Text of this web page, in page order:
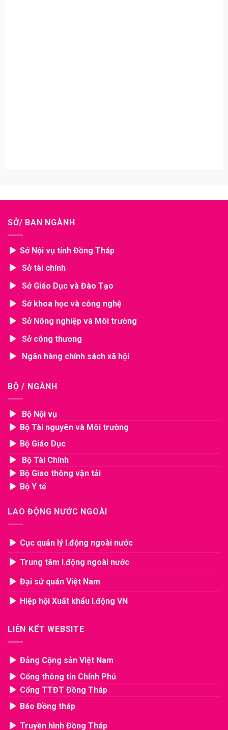
SỞ/ BAN NGÀNH
Sở Nội vụ tỉnh Đồng Tháp
Sở tài chính
Sở Giáo Dục và Đào Tạo
Sở khoa học và công nghệ
Sở Nông nghiệp và Môi trường
Sở công thương
Ngân hàng chính sách xã hội
BỘ / NGÀNH
Bộ Nội vụ
Bộ Tài nguyên và Môi trường
Bộ Giáo Dục
Bộ Tài Chính
Bộ Giao thông vận tải
Bộ Y tế
LAO ĐỘNG NƯỚC NGOÀI
Cục quản lý l.động ngoài nước
Trung tâm l.động ngoài nước
Đại sứ quán Việt Nam
Hiệp hội Xuất khẩu l.động VN
LIÊN KẾT WEBSITE
Đảng Cộng sản Việt Nam
Cổng thông tin Chính Phủ
Cổng TTĐT Đồng Tháp
Báo Đồng tháp
Truyền hình Đồng Tháp